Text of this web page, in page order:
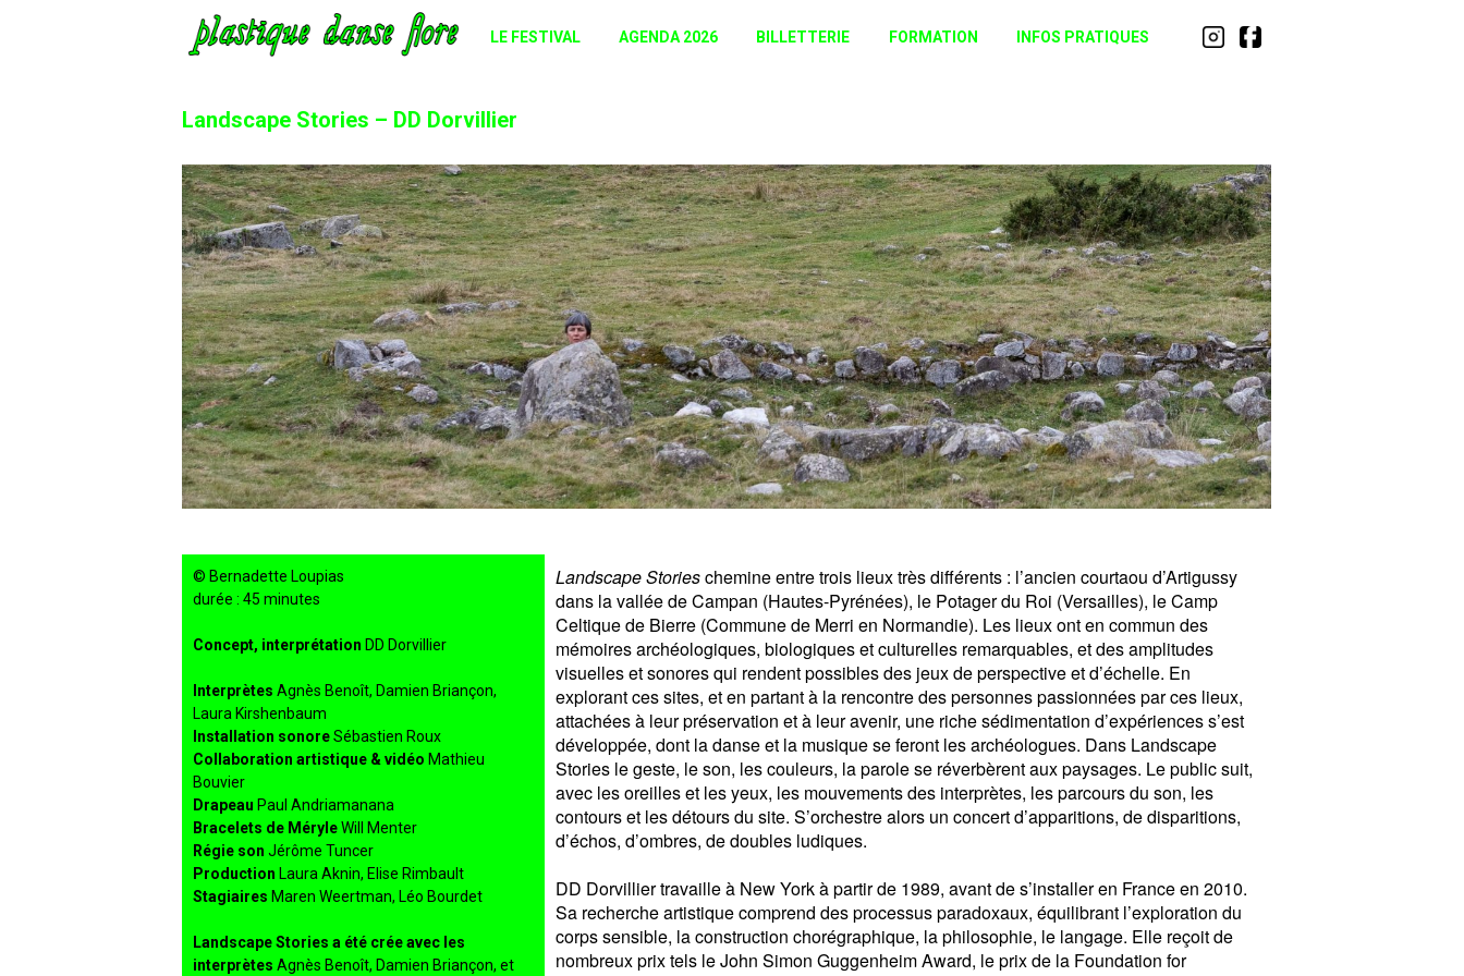
LE FESTIVAL AGENDA 2026 BILLETTERIE FORMATION INFOS PRATIQUES
Landscape Stories – DD Dorvillier
© Bernadette Loupias
durée : 45 minutes
Concept, interprétation DD Dorvillier
Interprètes Agnès Benoît, Damien Briançon,
Laura Kirshenbaum
Installation sonoreSébastien Roux
Collaboration artistique & vidéo Mathieu
Bouvier
Drapeau Paul Andriamanana
Bracelets de MéryleWill Menter
Régie son Jérôme Tuncer
Production Laura Aknin, Elise Rimbault
Stagiaires Maren Weertman, Léo Bourdet
Landscape Stories a été crée avec les
interprètes Agnès Benoît, Damien Briançon, et
Landscape Storieschemine entre trois lieux très différents : l’ancien courtaou d’Artigussy
dans la vallée de Campan (Hautes-Pyrénées), le Potager du Roi (Versailles), le Camp
Celtique de Bierre (Commune de Merri en Normandie). Les lieux ont en commun des
mémoires archéologiques, biologiques et culturelles remarquables, et des amplitudes
visuelles et sonores qui rendent possibles des jeux de perspective et d’échelle. En
explorant ces sites, et en partant à la rencontre des personnes passionnées par ces lieux,
attachées à leur préservation et à leur avenir, une riche sédimentation d’expériences s’est
développée, dont la danse et la musique se feront les archéologues. Dans Landscape
Stories le geste, le son, les couleurs, la parole se réverbèrent aux paysages. Le public suit,
avec les oreilles et les yeux, les mouvements des interprètes, les parcours du son, les
contours et les détours du site. S’orchestre alors un concert d’apparitions, de disparitions,
d’échos, d’ombres, de doubles ludiques.
DD Dorvillier travaille à New York à partir de 1989, avant de s’installer en France en 2010.
Sa recherche artistique comprend des processus paradoxaux, équilibrant l’exploration du
corps sensible, la construction chorégraphique, la philosophie, le langage. Elle reçoit de
nombreux prix tels le John Simon Guggenheim Award, le prix de la Foundation for